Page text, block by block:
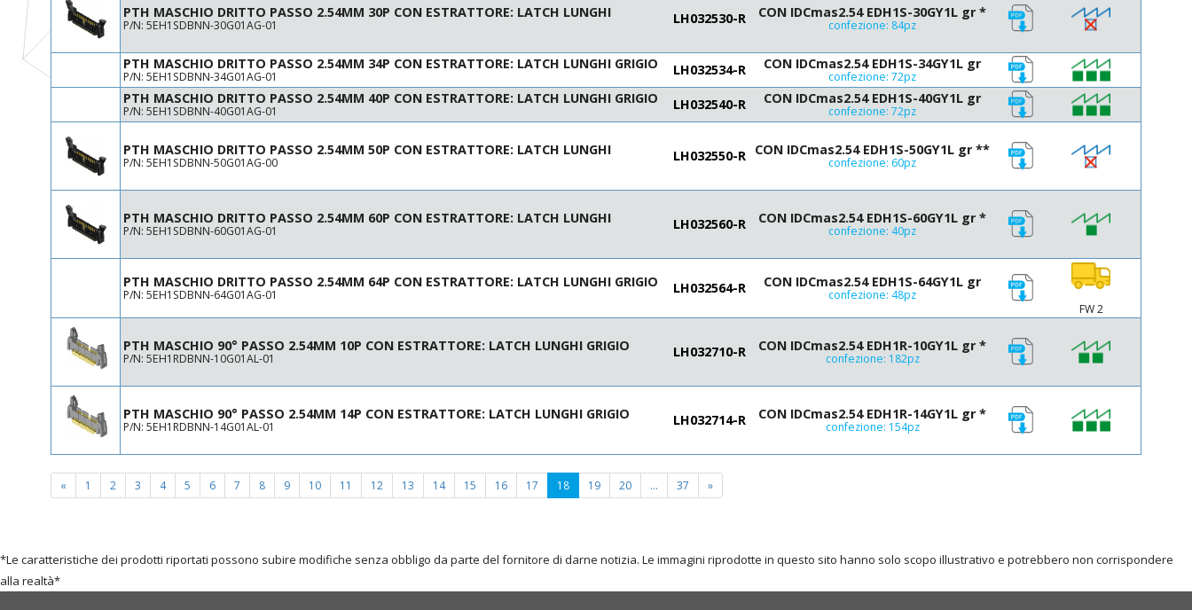
64
PTH MASCHIO DRITTO PASSO 2.54MM 30P CON ESTRATTORE: LATCH LUNGHI
P/N: 5EH1SDBNN-30G01AG-01 LH032530-R CON IDCmas2.54 EDH1S-30GY1L gr *
confezione: 84pz
PTH MASCHIO DRITTO PASSO 2.54MM 34P CON ESTRATTORE: LATCH LUNGHI GRIGIO
P/N: 5EH1SDBNN-34G01AG-01 LH032534-R CON IDCmas2.54 EDH1S-34GY1L gr
confezione: 72pz
PTH MASCHIO DRITTO PASSO 2.54MM 40P CON ESTRATTORE: LATCH LUNGHI GRIGIO
P/N: 5EH1SDBNN-40G01AG-01 LH032540-R CON IDCmas2.54 EDH1S-40GY1L gr
confezione: 72pz
PTH MASCHIO DRITTO PASSO 2.54MM 50P CON ESTRATTORE: LATCH LUNGHI
P/N: 5EH1SDBNN-50G01AG-00 LH032550-R CON IDCmas2.54 EDH1S-50GY1L gr **
confezione: 60pz
PTH MASCHIO DRITTO PASSO 2.54MM 60P CON ESTRATTORE: LATCH LUNGHI
P/N: 5EH1SDBNN-60G01AG-01 LH032560-R CON IDCmas2.54 EDH1S-60GY1L gr *
confezione: 40pz
PTH MASCHIO DRITTO PASSO 2.54MM 64P CON ESTRATTORE: LATCH LUNGHI GRIGIO
P/N: 5EH1SDBNN-64G01AG-01 LH032564-R CON IDCmas2.54 EDH1S-64GY1L gr
confezione: 48pz
FW 2
PTH MASCHIO 90° PASSO 2.54MM 10P CON ESTRATTORE: LATCH LUNGHI GRIGIO
P/N: 5EH1RDBNN-10G01AL-01 LH032710-R CON IDCmas2.54 EDH1R-10GY1L gr *
confezione: 182pz
PTH MASCHIO 90° PASSO 2.54MM 14P CON ESTRATTORE: LATCH LUNGHI GRIGIO
P/N: 5EH1RDBNN-14G01AL-01 LH032714-R CON IDCmas2.54 EDH1R-14GY1L gr *
confezione: 154pz
« 1 2 3 4 5 6 7 8 9 10 11 12 13 14 15 16 17 18(current
page)
19 20 ... 37 »
*Le caratteristiche dei prodotti riportati possono subire modifiche senza obbligo da parte del fornitore di darne notizia. Le immagini riprodotte in questo sito hanno solo scopo illustrativo e potrebbero non corrispondere
alla realtà*